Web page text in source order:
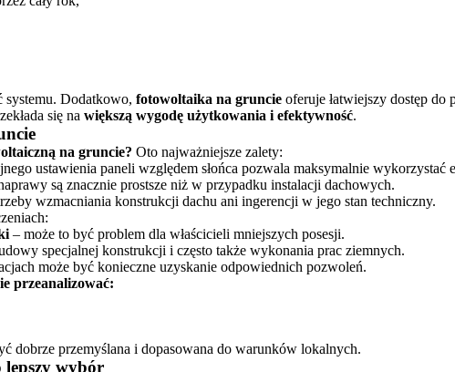
systemu. Dodatkowo, fotowoltaika na gruncie oferuje łatwiejszy dostęp do
się na większą wygodę użytkowania i efektywność.
na gruncie? Oto najważniejsze zalety:
ustawienia paneli względem słońca pozwala maksymalnie wykorzystać
są znacznie prostsze niż w przypadku instalacji dachowych.
wzmacniania konstrukcji dachu ani ingerencji w jego stan techniczny.
– może to być problem dla właścicieli mniejszych posesji.
specjalnej konstrukcji i często także wykonania prac ziemnych.
może być konieczne uzyskanie odpowiednich pozwoleń.
przeanalizować:
dobrze przemyślana i dopasowana do warunków lokalnych.
wybór